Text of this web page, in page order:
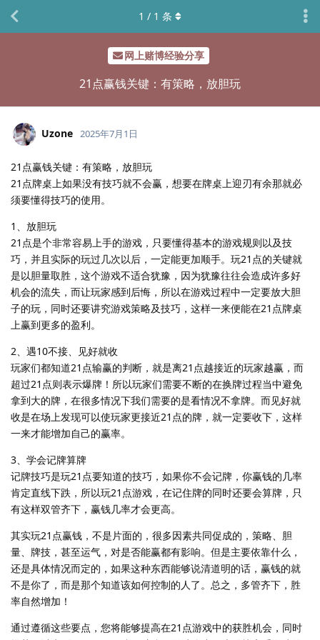
网上赌博经验分享
21点赢钱关键：有策略，放胆玩
1 / 1 条
Uzone 2025年7月1日
21点赢钱关键：有策略，放胆玩
21点牌桌上如果没有技巧就不会赢，想要在牌桌上迎刃有余那就必
须要懂得技巧的使用。
1、放胆玩
21点是个非常容易上手的游戏，只要懂得基本的游戏规则以及技
巧，并且实际的玩过几次以后，一定能更加顺手。玩21点的关键就
是以胆量取胜，这个游戏不适合犹豫，因为犹豫往往会造成许多好
机会的流失，而让玩家感到后悔，所以在游戏过程中一定要放大胆
子的玩，同时还要讲究游戏策略及技巧，这样一来便能在21点牌桌
上赢到更多的盈利。
2、遇10不接、见好就收
玩家们都知道21点输赢的判断，就是离21点越接近的玩家越赢，而
超过21点则表示爆牌！所以玩家们需要不断的在换牌过程当中避免
拿到大的牌，在很多情况下我们需要的是看情况不拿牌。而见好就
收是在场上发现可以使玩家更接近21点的牌，就一定要收下，这样
一来才能增加自己的赢率。
3、学会记牌算牌
记牌技巧是玩21点要知道的技巧，如果你不会记牌，你赢钱的几率
肯定直线下跌，所以玩21点游戏，在记住牌的同时还要会算牌，只
有这样双管齐下，赢钱几率才会更高。
其实玩21点赢钱，不是片面的，很多因素共同促成的，策略、胆
量、牌技，甚至运气，对是否能赢都有影响。但是主要依靠什么，
还是具体情况而定的，如果这种东西能够说清道明的话，赢钱的就
不是你了，而是那个知道该如何控制的人了。总之，多管齐下，胜
率自然增加！
通过遵循这些要点，您将能够提高在21点游戏中的获胜机会，同时